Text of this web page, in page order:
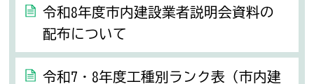
令和8年度市内建設業者説明会資料の
配布について
令和7・8年度工種別ランク表（市内建